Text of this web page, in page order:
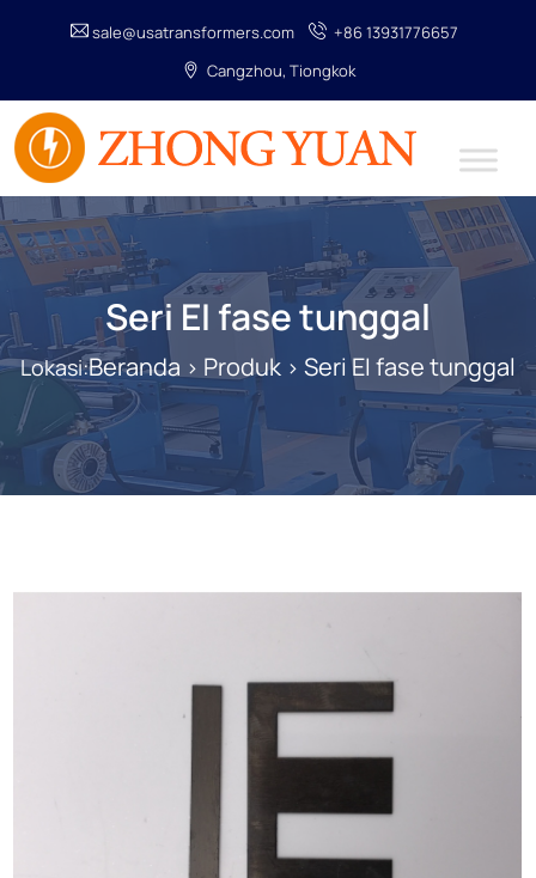
sale@usatransformers.com
+86 13931776657
Cangzhou, Tiongkok
Seri EI fase tunggal
Lokasi:Beranda > Produk > Seri EI fase tunggal